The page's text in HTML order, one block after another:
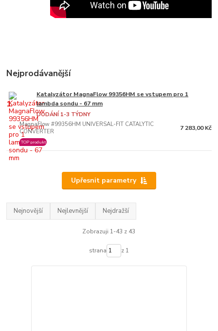
Nejprodávanější
1.
Katalyzátor MagnaFlow 99356HM se vstupem pro 1
lambda sondu - 67 mm
MagnaFlow #99356HM UNIVERSAL-FIT CATALYTIC
CONVERTER
DODÁNÍ 1-3 TÝDNY
TOP produkt
7 283,00 Kč
Upřesnit parametry
Nejnovější Nejlevnější Nejdražší
Zobrazuji 1-43 z 43
strana z 1